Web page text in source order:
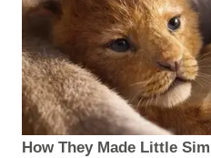
How They Made Little